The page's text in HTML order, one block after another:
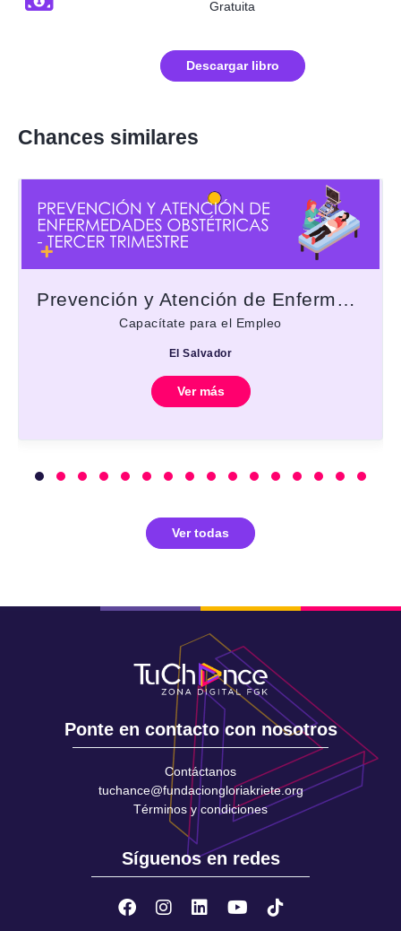
Gratuita
Descargar libro
Chances similares
Prevención y Atención de Enfermedades Obstétricas - Tercer trimestre
Capacítate para el Empleo
El Salvador
Ver más
Ver todas
Ponte en contacto con nosotros
Contáctanos
tuchance@fundaciongloriakriete.org
Términos y condiciones
Síguenos en redes